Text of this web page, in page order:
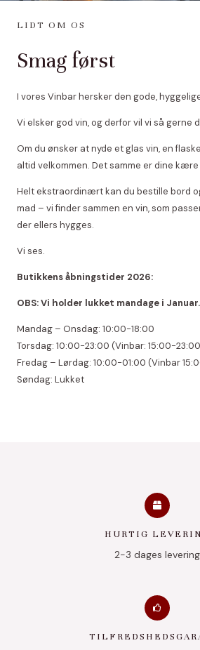
LIDT OM OS
Smag først
I vores Vinbar hersker den gode,
Vi elsker god vin, og derfor vil vi så gerne
Om du ønsker at nyde et glas vin, en
altid velkommen. Det samme er dine
Helt ekstraordinært kan du bestille bord
mad – vi finder sammen en vin, som
der ellers hygges.
Vi ses.
Butikkens åbningstider 2026:
OBS: Vi holder lukket mandage i Januar.
Mandag – Onsdag: 10:00-18:00
Torsdag: 10:00-23:00 (Vinbar: 15:00-
Fredag – Lørdag: 10:00-01:00 (Vinbar
Søndag: Lukket
HURTIG
2-3 dages levering